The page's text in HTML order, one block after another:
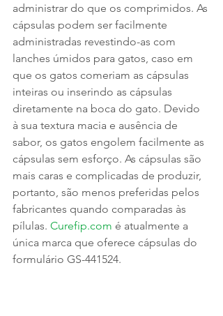
administrar do que os comprimidos. As
cápsulas podem ser facilmente
administradas revestindo-as com
lanches úmidos para gatos, caso em
que os gatos comeriam as cápsulas
inteiras ou inserindo as cápsulas
diretamente na boca do gato. Devido
à sua textura macia e ausência de
sabor, os gatos engolem facilmente as
cápsulas sem esforço. As cápsulas são
mais caras e complicadas de produzir,
portanto, são menos preferidas pelos
fabricantes quando comparadas às
pílulas. Curefip.com é atualmente a
única marca que oferece cápsulas do
formulário GS-441524.